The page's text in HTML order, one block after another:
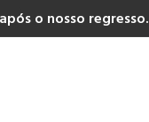
o nosso regresso.